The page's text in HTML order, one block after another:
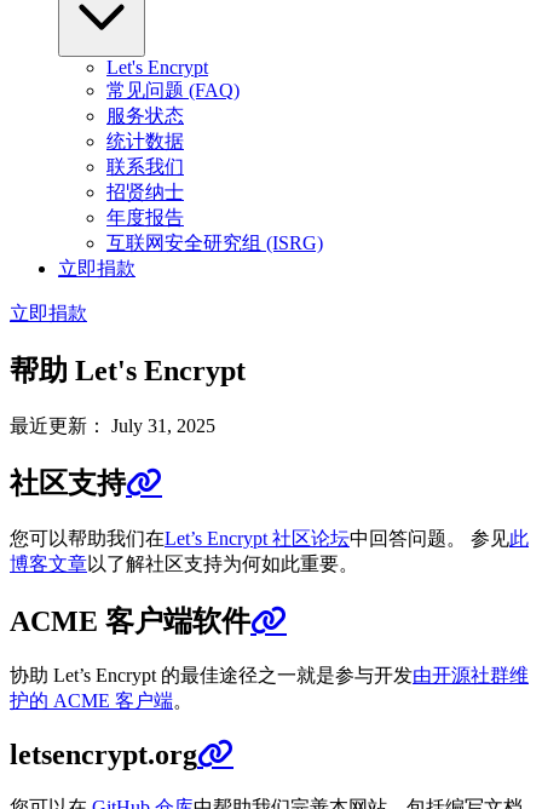
Let's Encrypt
常见问题 (FAQ)
服务状态
统计数据
联系我们
招贤纳士
年度报告
互联网安全研究组 (ISRG)
立即捐款
立即捐款
帮助 Let's Encrypt
最近更新： July 31, 2025
社区支持
您可以帮助我们在Let’s Encrypt 社区论坛中回答问题。 参见此
博客文章以了解社区支持为何如此重要。
ACME 客户端软件
协助 Let’s Encrypt 的最佳途径之一就是参与开发由开源社群维
护的 ACME 客户端。
letsencrypt.org